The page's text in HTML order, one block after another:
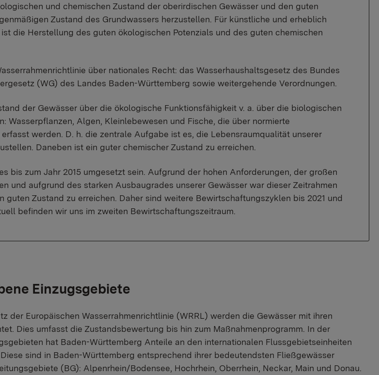
und chemischen Zustand der oberirdischen Gewässer und den guten
Zustand des Grundwassers herzustellen. Für künstliche und erheblich
die Herstellung des guten ökologischen Potenzials und des guten chemischen
über nationales Recht: das Wasserhaushaltsgesetz des Bundes
(WG) des Landes Baden-Württemberg sowie weitergehende Verordnungen.
der Gewässer über die ökologische Funktionsfähigkeit v. a. über die biologischen
Wasserpflanzen, Algen, Kleinlebewesen und Fische, die über normierte
werden. D. h. die zentrale Aufgabe ist es, die Lebensraumqualität unserer
Daneben ist ein guter chemischer Zustand zu erreichen.
bis zum Jahr 2015 umgesetzt sein. Aufgrund der hohen Anforderungen, der großen
und aufgrund des starken Ausbaugrades unserer Gewässer war dieser Zeitrahmen
guten Zustand zu erreichen. Daher sind weitere Bewirtschaftungszyklen bis 2021 und
befinden wir uns im zweiten Bewirtschaftungszeitraum.
Einzugsgebiete
der Europäischen Wasserrahmenrichtlinie (WRRL) werden die Gewässer mit ihren
Dies umfasst die Zustandsbewertung bis hin zum Maßnahmenprogramm. In der
hat Baden-Württemberg Anteile an den internationalen Flussgebietseinheiten
sind in Baden-Württemberg entsprechend ihrer bedeutendsten Fließgewässer
(BG): Alpenrhein/Bodensee, Hochrhein, Oberrhein, Neckar, Main und Donau.